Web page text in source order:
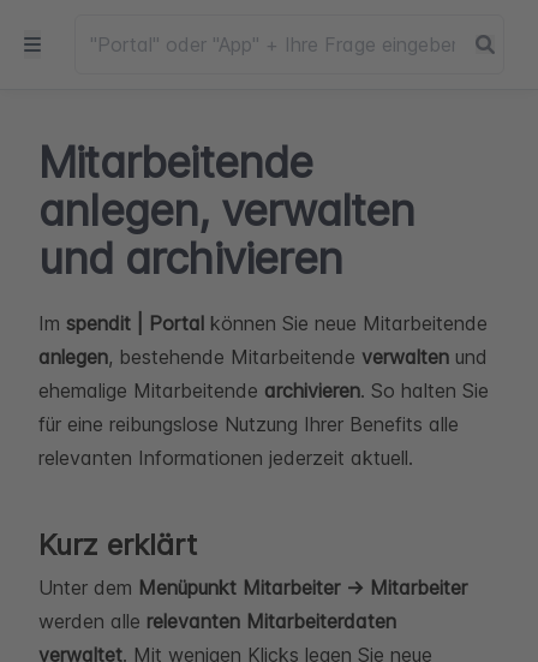
Mitarbeitende
anlegen, verwalten
und archivieren
Im spendit | Portal können Sie neue Mitarbeitende
anlegen, bestehende Mitarbeitende verwalten und
ehemalige Mitarbeitende archivieren. So halten Sie
für eine reibungslose Nutzung Ihrer Benefits alle
relevanten Informationen jederzeit aktuell.
Kurz erklärt
Unter dem Menüpunkt Mitarbeiter → Mitarbeiter
werden alle relevanten Mitarbeiterdaten
verwaltet. Mit wenigen Klicks legen Sie neue